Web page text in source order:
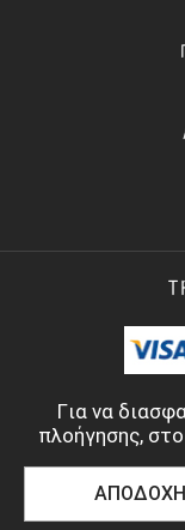
Για να
πλοήγησης,
ΑΠΟΔΟΧΗ
© 2022 - 2026